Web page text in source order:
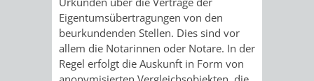
AUFGABEN
DER
STEUERVORTEILE
SATZUNGEN
STÄDTISCHER
BAUPLÄTZE
BÜRGERMEISTER
ÄMTER
Eigentumsübertragungen von den
beurkundenden Stellen. Dies sind vor
allem die Notarinnen oder Notare. In der
Regel erfolgt die Auskunft in Form von